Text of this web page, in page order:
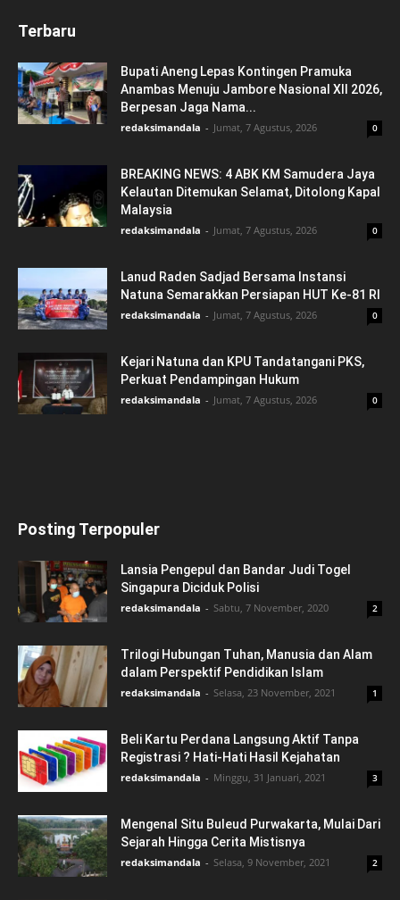
Terbaru
Bupati Aneng Lepas Kontingen Pramuka
Anambas Menuju Jambore Nasional XII 2026,
Berpesan Jaga Nama...
redaksimandala - Jumat, 7 Agustus, 2026 0
BREAKING NEWS: 4 ABK KM Samudera Jaya
Kelautan Ditemukan Selamat, Ditolong Kapal
Malaysia
redaksimandala - Jumat, 7 Agustus, 2026 0
Lanud Raden Sadjad Bersama Instansi
Natuna Semarakkan Persiapan HUT Ke-81 RI
redaksimandala - Jumat, 7 Agustus, 2026 0
Kejari Natuna dan KPU Tandatangani PKS,
Perkuat Pendampingan Hukum
redaksimandala - Jumat, 7 Agustus, 2026 0
Posting Terpopuler
Lansia Pengepul dan Bandar Judi Togel
Singapura Diciduk Polisi
redaksimandala - Sabtu, 7 November, 2020 2
Trilogi Hubungan Tuhan, Manusia dan Alam
dalam Perspektif Pendidikan Islam
redaksimandala - Selasa, 23 November, 2021 1
Beli Kartu Perdana Langsung Aktif Tanpa
Registrasi ? Hati-Hati Hasil Kejahatan
redaksimandala - Minggu, 31 Januari, 2021 3
Mengenal Situ Buleud Purwakarta, Mulai Dari
Sejarah Hingga Cerita Mistisnya
redaksimandala - Selasa, 9 November, 2021 2